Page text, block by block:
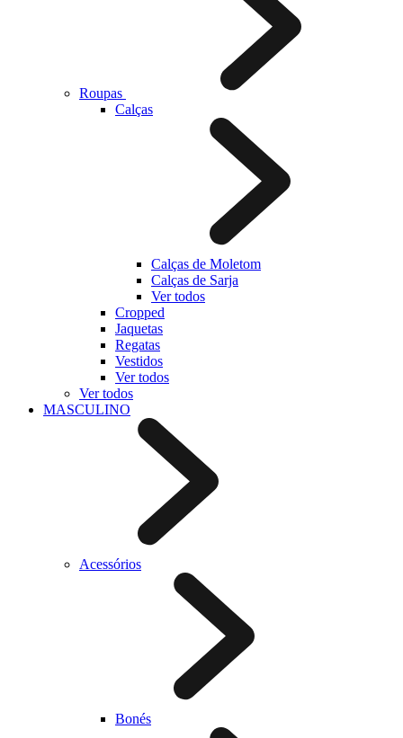
Roupas
Calças
Calças de Moletom
Calças de Sarja
Ver todos
Cropped
Jaquetas
Regatas
Vestidos
Ver todos
Ver todos
MASCULINO
Acessórios
Bonés